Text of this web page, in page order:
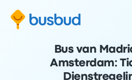
Bus van
Amsterdam: